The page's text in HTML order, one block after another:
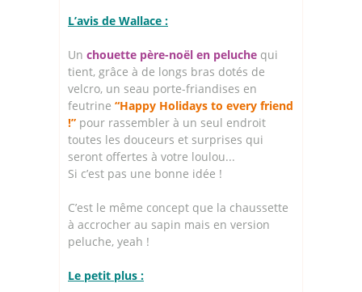
L’avis de Wallace :
Un chouette père-noël en peluche qui
tient, grâce à de longs bras dotés de
velcro, un seau porte-friandises en
feutrine “Happy Holidays to every friend
!” pour rassembler à un seul endroit
toutes les douceurs et surprises qui
seront offertes à votre loulou...
Si c’est pas une bonne idée !
C’est le même concept que la chaussette
à accrocher au sapin mais en version
peluche, yeah !
Le petit plus :